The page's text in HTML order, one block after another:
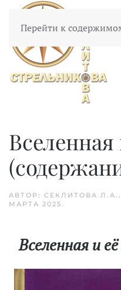
Перейти к
АВТОР: СЕКЛИТОВА
МАРТА 2025.
Вселенная и